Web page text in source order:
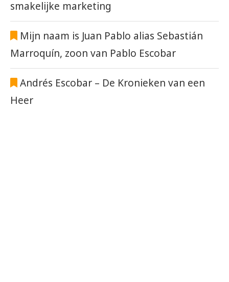
smakelijke marketing
Mijn naam is Juan Pablo alias Sebastián
Marroquín, zoon van Pablo Escobar
Andrés Escobar – De Kronieken van een
Heer